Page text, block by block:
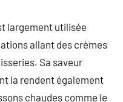
largement utilisée
allant des crèmes
Sa saveur
la rendent également
chaudes comme le